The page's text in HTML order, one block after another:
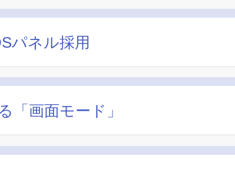
パネル採用
「画面モード」